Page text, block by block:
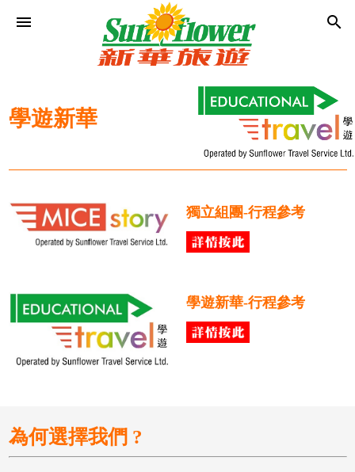
menu search
學遊新華
獨立組團-行程參考
學遊新華-行程參考
為何選擇我們 ?